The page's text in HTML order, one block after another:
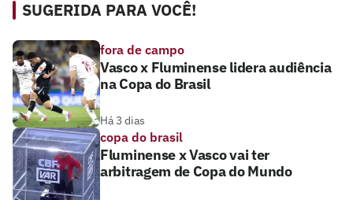
SUGERIDA PARA VOCÊ!
fora de campo
Vasco x Fluminense lidera audiência
na Copa do Brasil
Há 3 dias
copa do brasil
Fluminense x Vasco vai ter
arbitragem de Copa do Mundo